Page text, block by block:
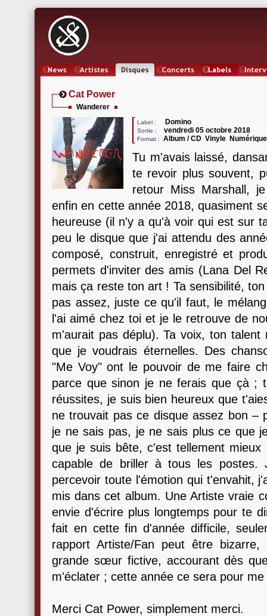
Cat Power
Wanderer
Label : Domino
Sortie : vendredi 05 octobre 2018
Format : Album / CD Vinyle
Tu m'avais laissé,
te revoir plus souvent,
retour Miss Marshall,
enfin en cette année 2018, quasiment
heureuse (il n'y a qu'à voir qui est sur
peu le disque que j'ai attendu des
composé, construit, enregistré et
permets d'inviter des amis (Lana Del
mais ça reste ton art ! Ta sensibilité,
pas assez, juste ce qu'il faut, le
l'ai aimé chez toi et je le retrouve de
m'aurait pas déplu). Ta voix, ton talent
que je voudrais éternelles. Des
"Me Voy" ont le pouvoir de me faire
parce que sinon je ne ferais que çà ;
réussites, je suis bien heureux que
ne trouvait pas ce disque assez bon –
je ne sais pas, je ne sais plus ce que
que je suis bête, c'est tellement
capable de briller à tous les postes.
percevoir toute l'émotion qui t'envahit,
mis dans cet album. Une Artiste vraie
envie d'écrire plus longtemps pour te
fait en cette fin d'année difficile,
rapport Artiste/Fan peut être
grande sœur fictive, accourant dès
m'éclater ; cette année ce sera pour me
Merci Cat Power, simplement merci.